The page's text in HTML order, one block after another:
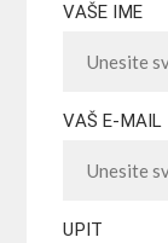
VAŠE IME
VAŠ E-MAIL
UPIT